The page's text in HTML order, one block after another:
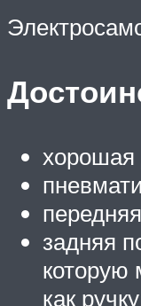
хорошая
задняя
которую
как